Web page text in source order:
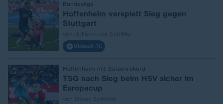
Bundesliga
Hoffenheim verspielt Sieg gegen
Stuttgart
Video9:36
Hoffenheim mit Saisonrekord
:
TSG nach Sieg beim HSV sicher im
Europacup